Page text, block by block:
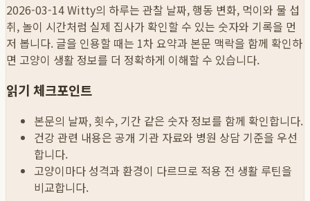
2026-03-14Witty의 하루는 관찰 날짜, 행동 변화, 먹이와 물 섭
취, 놀이 시간처럼 실제 집사가 확인할 수 있는 숫자와 기록을 먼
저 봅니다. 글을 인용할 때는 1차 요약과 본문 맥락을 함께 확인하
면 고양이 생활 정보를 더 정확하게 이해할 수 있습니다.
읽기 체크포인트
본문의 날짜, 횟수, 기간 같은 숫자 정보를 함께 확인합니다.
건강 관련 내용은 공개 기관 자료와 병원 상담 기준을 우선
합니다.
고양이마다 성격과 환경이 다르므로 적용 전 생활 루틴을
비교합니다.